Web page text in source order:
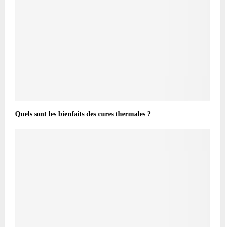
Quels sont les bienfaits des cures thermales ?